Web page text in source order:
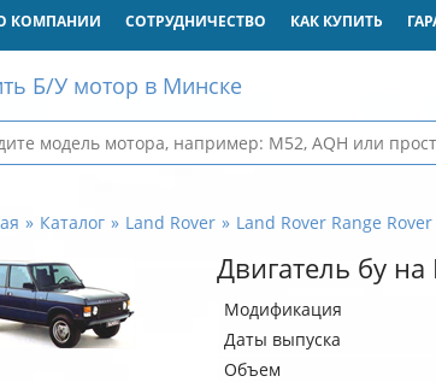
КОМПАНИИ СОТРУДНИЧЕСТВО КАК КУПИТЬ
Б/У мотор в Минске
Каталог Land Rover Land Rover Range Rover
Двигатель бу на
Модификация
Даты выпуска
Объем